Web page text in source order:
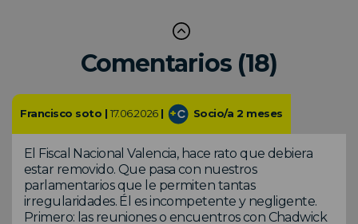
Comentarios (18)
Francisco soto |17.06.2026| Socio/a 2 meses
El Fiscal Nacional Valencia, hace rato que debiera
estar removido. Que pasa con nuestros
parlamentarios que le permiten tantas
irregularidades. Él es incompetente y negligente.
Primero: las reuniones o encuentros con Chadwick